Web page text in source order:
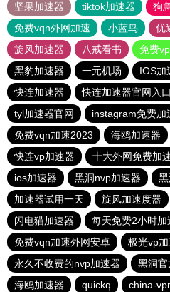
坚果加速器
tiktok加速器
狗
免费vqn外网加速
小蓝鸟 优
旋风加速器
八戒看书
免费
黑豹加速器
一元机场 IOS加
快连加速器
快连加速器官网入口
tyl加速器官网
instagram免费加
免费vqn加速2023
海鸥加速器
快连vp加速器
十大外网免费加
ios加速器
黑洞nvp加速器
加速器试用一天
旋风加速度器
闪电猫加速器
每天免费2小时加
免费vqn加速外网安卓
极光vp
永久不收费的nvp加速器
黑洞官
海鸥加速器
quickq china-